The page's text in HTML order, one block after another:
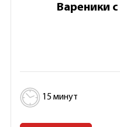
Вареники
15 минут